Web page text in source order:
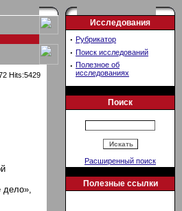
Hits:5429
дело»,
Исследования
· Рубрикатор
· Поиск исследований
· Полезное об
исследованиях
Поиск
Расширенный поиск
Полезные ссылки